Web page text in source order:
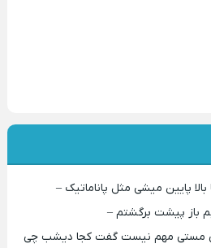
پایین میشی مثل پاناماتیک –
باز پیشت برگشتم –
مستی مهم نیست گفت کجا دیشب چی